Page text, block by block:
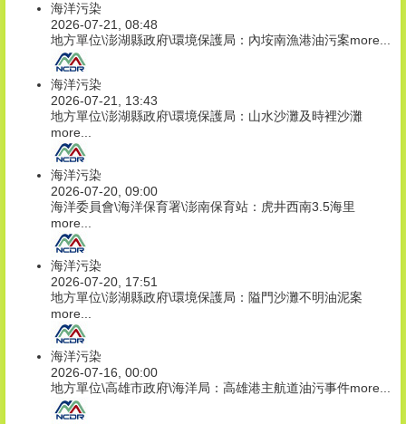
海洋污染
2026-07-21, 08:48
地方單位\澎湖縣政府\環境保護局：內垵南漁港油污案more...
海洋污染
2026-07-21, 13:43
地方單位\澎湖縣政府\環境保護局：山水沙灘及時裡沙灘
more...
海洋污染
2026-07-20, 09:00
海洋委員會\海洋保育署\澎南保育站：虎井西南3.5海里
more...
海洋污染
2026-07-20, 17:51
地方單位\澎湖縣政府\環境保護局：隘門沙灘不明油泥案
more...
海洋污染
2026-07-16, 00:00
地方單位\高雄市政府\海洋局：高雄港主航道油污事件more...